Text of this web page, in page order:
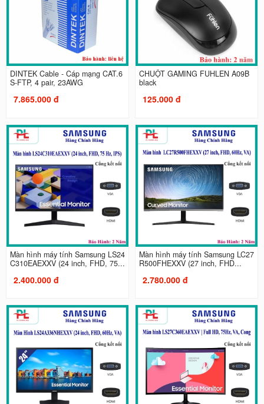
DINTEK Cable - Cáp mạng CAT.6
S-FTP, 4 pair, 23AWG
7.865.000 đ
CHUỘT GAMING FUHLEN A09B
black
125.000 đ
Màn hình máy tính Samsung LS24
C310EAEXXV (24 inch, FHD, 75...
2.400.000 đ
Màn hình máy tính Samsung LC27
R500FHEXXV (27 inch, FHD...
2.780.000 đ